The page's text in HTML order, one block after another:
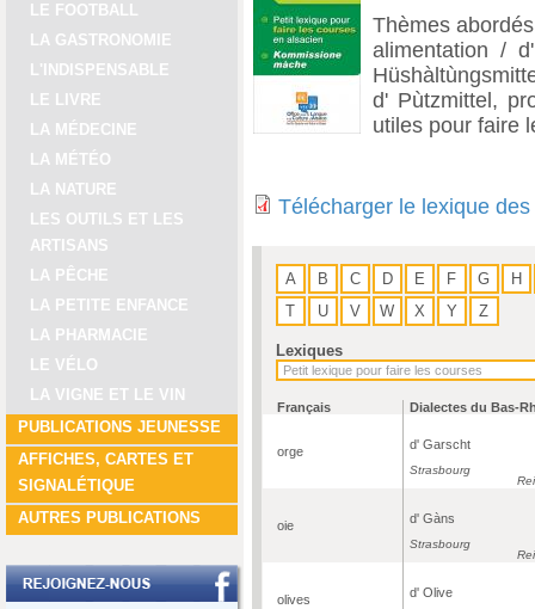
LE FOOTBALL
LA GASTRONOMIE
L'INDISPENSABLE
LE LIVRE
LA MÉDECINE
LA MÉTÉO
LA NATURE
LES OUTILS ET LES
ARTISANS
LA PÊCHE
LA PETITE ENFANCE
LA PHARMACIE
LE VÉLO
LA VIGNE ET LE VIN
PUBLICATIONS JEUNESSE
AFFICHES, CARTES ET
SIGNALÉTIQUE
AUTRES PUBLICATIONS
Thèmes
alimentation /
d' Pùtzmittel,
utiles pour faire
Télécharger le lexique
A B C D E F G
H
T
U V W X Y Z
Lexiques
Français Dialectes du Bas-
orge d' Garscht
Strasbourg
oie d' Gàns
Strasbourg
olives d' Olive